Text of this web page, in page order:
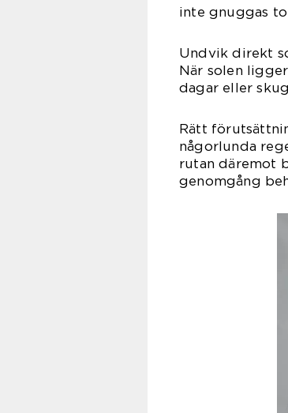
inte gnuggas
Undvik direkt
När solen
dagar eller
Rätt
någorlunda
rutan däremot
genomgång